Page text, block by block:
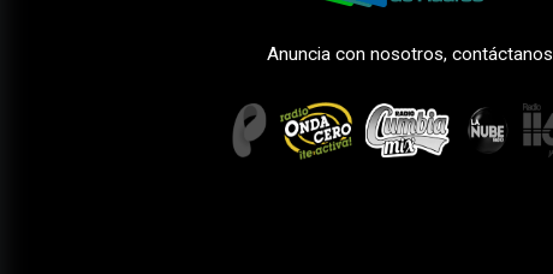
Anuncia con nosotros, contáctanos